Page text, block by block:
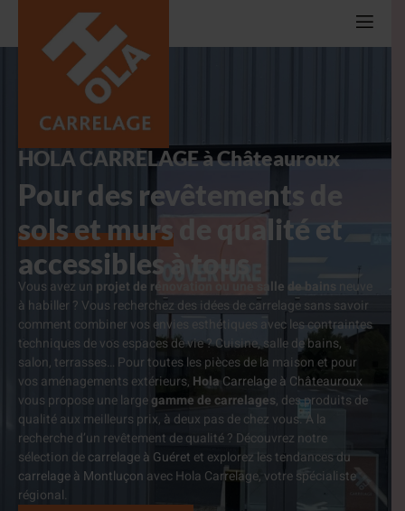
HOLA CARRELAGE à Châteauroux
Pour des revêtements de
sols et murs de qualité et
accessibles à tous
Vous avez un projet de rénovation ou une salle de bains
neuve
à habiller ? Vous recherchez des idées de carrelage sans savoir
comment combiner vos envies esthétiques avec les contraintes
techniques de vos espaces de vie ?Cuisine, salle de bains,
salon, terrasses… Pour toutes les pièces de la maison et pour
vos aménagements extérieurs, HolaCarrelage à Châteauroux
vous propose une largegamme de carrelages, des produits de
qualité aux meilleurs prix, à deux pas de chez vous.À la
recherche d’un revêtement de qualité ? Découvrez notre
sélection decarrelage à Guéret et explorez les tendances du
carrelage à Montluçon avec Hola Carrelage, votre spécialiste
régional.